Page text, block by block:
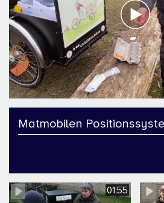
Matmobilen
01:55